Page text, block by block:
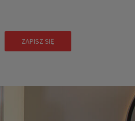
ZAPISZ SIĘ